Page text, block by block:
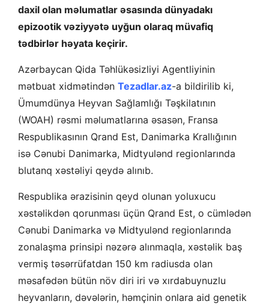
daxil olan məlumatlar əsasında dünyadakı
epizootik vəziyyətə uyğun olaraq müvafiq
tədbirlər həyata keçirir.
Azərbaycan Qida Təhlükəsizliyi Agentliyinin
mətbuat xidmətindən Tezadlar.az-a bildirilib ki,
Ümumdünya Heyvan Sağlamlığı Təşkilatının
(WOAH) rəsmi məlumatlarına əsasən, Fransa
Respublikasının Qrand Est, Danimarka Krallığının
isə Cənubi Danimarka, Midtyulənd regionlarında
blutanq xəstəliyi qeydə alınıb.
Respublika ərazisinin qeyd olunan yoluxucu
xəstəlikdən qorunması üçün Qrand Est, o cümlədən
Cənubi Danimarka və Midtyulənd regionlarında
zonalaşma prinsipi nəzərə alınmaqla, xəstəlik baş
vermiş təsərrüfatdan 150 km radiusda olan
məsafədən bütün növ diri iri və xırdabuynuzlu
heyvanların, dəvələrin, həmçinin onlara aid genetik